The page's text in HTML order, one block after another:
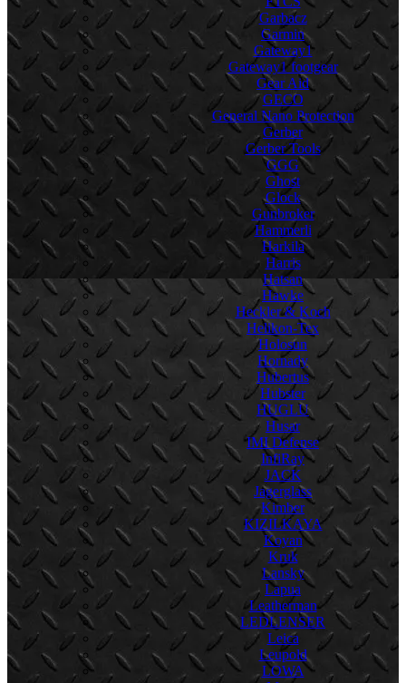
Garbacz
Garmin
Gateway1
Gateway1 footgear
Gear Aid
GECO
General Nano Protection
Gerber
Gerber Tools
GGG
Ghost
Glock
Gunbroker
Hammerli
Harkila
Harris
Hatsan
Hawke
Heckler & Koch
Helikon-Tex
Holosun
Hornady
Hubertus
Hubster
HUGLU
Husar
IMI Defense
InfiRay
JACK
Jagerglass
Kimber
KIZILKAYA
Koyan
Kruk
Lansky
Lapua
Leatherman
LEDLENSER
Leica
Leupold
LOWA